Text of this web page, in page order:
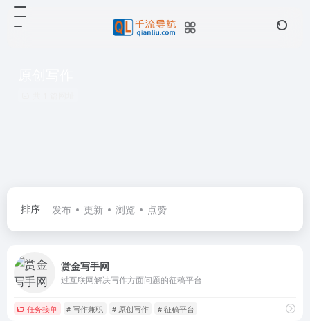
排序 发布 更新 浏览 点赞
赏金写手网
过互联网解决写作方面问题的征稿平台
任务接单 # 写作兼职 # 原创写作 # 征稿平台